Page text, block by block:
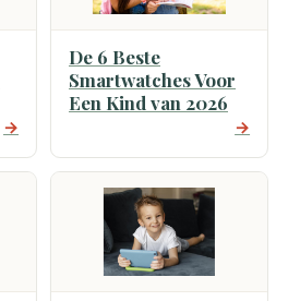
→
De 6 Beste
Smartwatches Voor
Een Kind van 2026
→